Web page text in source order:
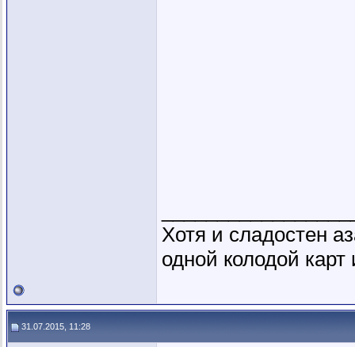
Хотя и сладостен
одной колодой
31.07.2015, 11:28